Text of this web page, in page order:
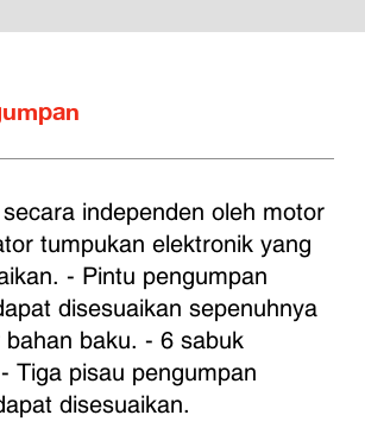
independen oleh motor
tumpukan elektronik yang
- Pintu pengumpan
disesuaikan sepenuhnya
baku. - 6 sabuk
Tiga pisau pengumpan
disesuaikan.